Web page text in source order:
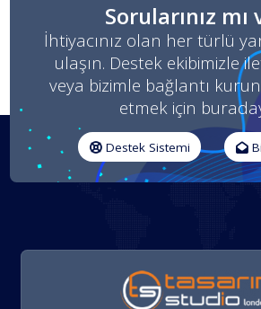
Sorularınız mı
İhtiyacınız olan her türlü
ulaşın. Destek ekibimizle
veya bizimle bağlantı
etmek için
Destek Sistemi